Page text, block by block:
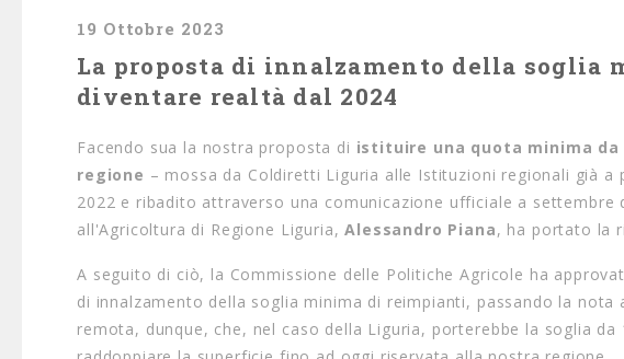
19 Ottobre 2023
La proposta di innalzamento della soglia
diventare realtà dal 2024
Facendo sua la nostra proposta di istituire una quota minima
regione – mossa da Coldiretti Liguria alle Istituzioni regionali già a
2022 e ribadito attraverso una comunicazione ufficiale a settembre
all'Agricoltura di Regione Liguria,Alessandro Piana, ha portato la
A seguito di ciò, la Commissione delle Politiche Agricole ha
di innalzamento della soglia minima di reimpianti, passando la
remota, dunque, che, nel caso della Liguria, porterebbe la soglia